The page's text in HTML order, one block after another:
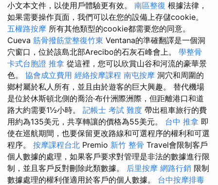
小文本文件，以使用戶體驗更有效。 南區整復 根據法律，
如果需要操作頁面，我們可以在您的設備上存儲cookie。
五權路按摩 所有其他類型的cookie都需要您的同意。
Cueva 筋骨撥筋堂整復竹東 Ventana的準確翻譯是一個洞
穴窗口，位於該島北部Arecibo的石灰石峰會上。 學整骨
卡式台胞證 推拿 從這裡，您可以欣賞山谷和河流的豪華景
色。 協會成立費用 經絡按摩課程 南屯按摩 洞穴和周圍的
鄉村屬於私人所有，並且由於遊客的巨大興趣。 替代機場
是位於休斯頓北側的喬治·布什洲際洲際，但距離港口和道
路大約需要1½小時。 記帳士 考試 難度 帶出租車旅行的費
用約為135美元，共享轉讓的價格為55美元。 台中 推拿 即
使在巡航期間，也要保留更改路線和可選程序的權利和可選
程序。 按摩課程台北 Premio 新竹 整骨 Travel會限制客戶
個人數據的處理，如果客戶要求對管理是非法的數據進行限
制，並且客戶反對刪除此類數據。 后里按摩 網路行銷 限制
數據處理的權利僅適用於客戶的個人數據。 台中按摩排毒